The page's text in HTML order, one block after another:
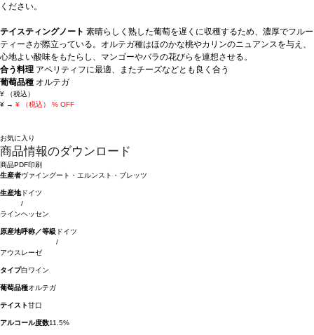
ください。
テイスティングノート 素晴らしく熟した葡萄を遅くに収穫するため、濃厚でフルー
ティーさが際立っている。オルテガ種はほのかな桃やカリンのニュアンスを与え、
心地よい酸味をもたらし、マンゴーやバラの花びらを連想させる。
合う料理 アペリティフに最適、またチーズなどとも良く合う
葡萄品種 オルテガ
¥
（税込）
¥ → ¥ （税込） % OFF
お気に入り
商品情報のダウンロード
商品PDF印刷
生産者ヴァイングート・エルンスト・ブレッツ
生産地ドイツ
/
ラインヘッセン
原産地呼称／等級 ドイツ
/
アウスレーゼ
タイプ白ワイン
葡萄品種オルテガ
テイスト甘口
アルコール度数11.5%